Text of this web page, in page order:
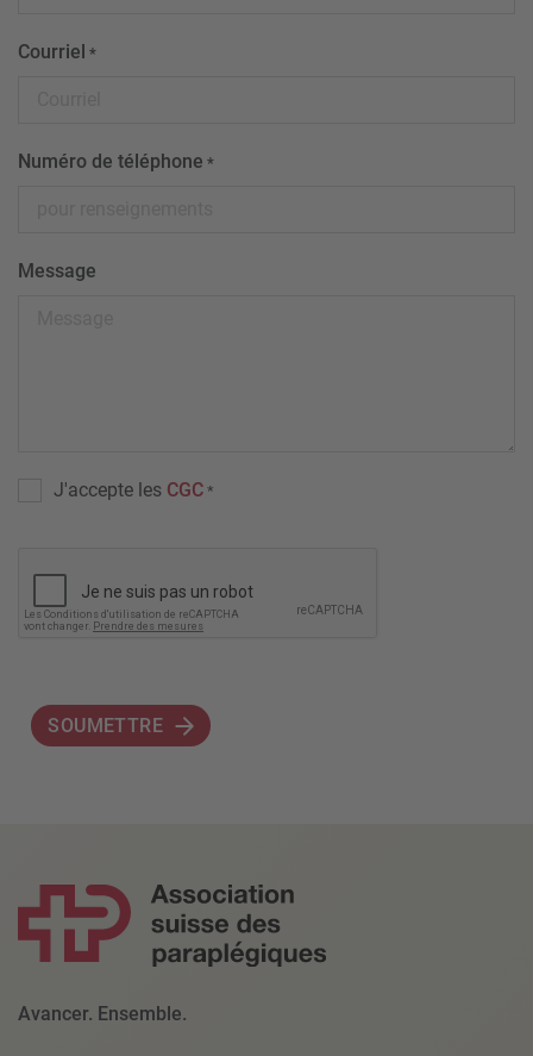
Courriel *
Numéro de téléphone *
Message
J'accepte les CGC *
SOUMETTRE
Avancer. Ensemble.